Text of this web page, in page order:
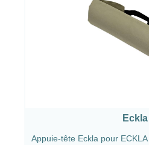
Eckla
Appuie-tête Eckla pour